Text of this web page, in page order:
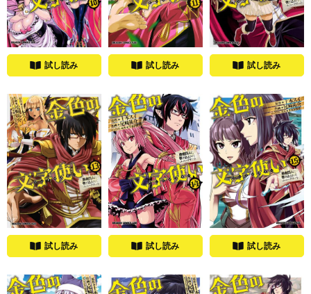
試し読み 試し読み 試し読み
試し読み 試し読み 試し読み